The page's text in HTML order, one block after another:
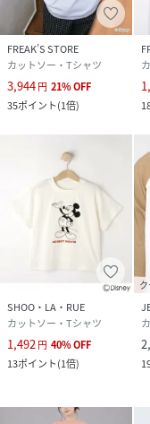
FREAK’S STORE
カットソー・Tシャツ
3,944円 21%OFF
35ポイント(1倍)
SHOO・LA・RUE
カットソー・Tシャツ
1,492円 40%OFF
13ポイント(1倍)